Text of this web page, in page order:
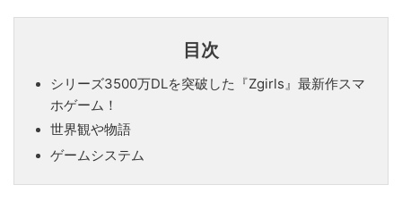
目次
シリーズ3500万DLを突破した『Zgirls』最新作スマ
ホゲーム！
世界観や物語
ゲームシステム